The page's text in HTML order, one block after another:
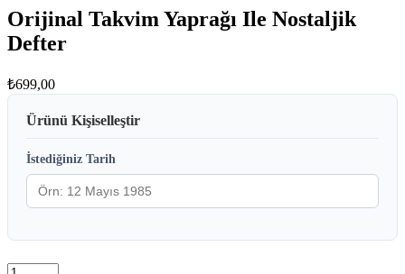
Orijinal Takvim Yaprağı Ile Nostaljik
Defter
₺699,00
Ürünü Kişiselleştir
İstediğiniz Tarih